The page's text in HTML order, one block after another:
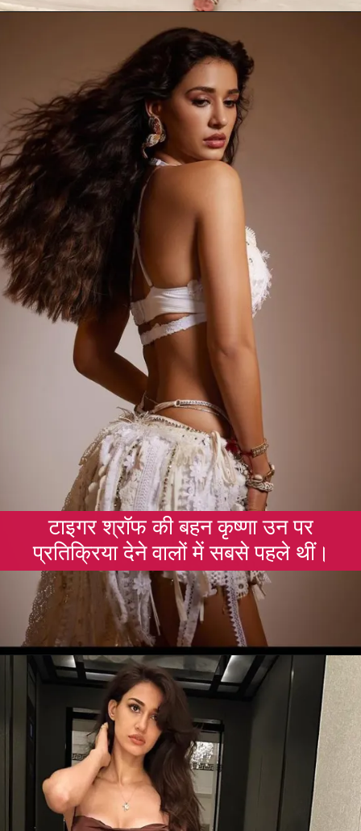
टाइगर श्रॉफ की बहन कृष्णा उन पर
प्रतिक्रिया देने वालों में सबसे पहले थीं।
Opening